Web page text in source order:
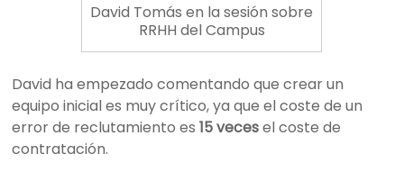
David Tomás en la sesión sobre
RRHH del Campus
David ha empezado comentando que crear un
equipo inicial es muy crítico, ya que el coste de un
error de reclutamiento es15 vecesel coste de
contratación.